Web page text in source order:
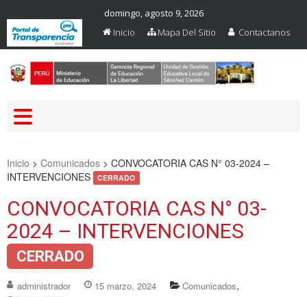
domingo, agosto 9, 2026
Inicio
Mapa Del Sitio Contactanos
Inicio > Comunicados > CONVOCATORIA CAS N° 03-2024 –
INTERVENCIONES
CERRADO
CONVOCATORIA CAS N° 03-
2024 – INTERVENCIONES
CERRADO
administrador 15 marzo, 2024 Comunicados,